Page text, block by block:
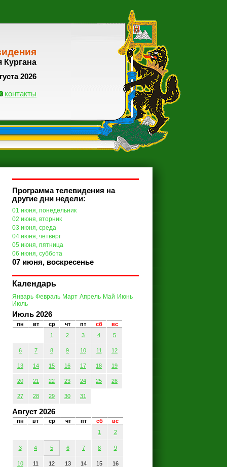
Кургана
2026
контакты
Программа телевидения на
другие дни недели:
01 июня, понедельник
02 июня, вторник
03 июня, среда
04 июня, четверг
05 июня, пятница
06 июня, суббота
07 июня, воскресенье
Календарь
Январь Февраль Март Апрель Май Июнь
Июль
Июль 2026
пн вт ср чт пт сб
вс
1
2 3 4 5
6 7 8 9 10 11 12
13 14 15 16 17 18 19
20 21 22 23 24 25 26
27 28 29 30 31
Август 2026
пн вт ср чт пт сб
вс
1
2
3 4 5 6 7 8 9
10 11 12 13 14 15 16